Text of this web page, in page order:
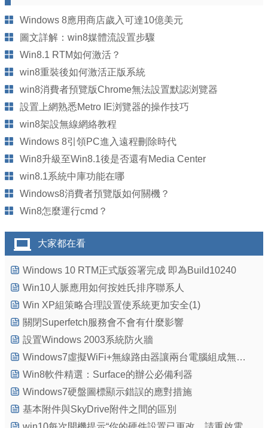
Windows 8應用商店歲入可達10億美元
圖文詳解：win8媒體流設置步驟
Win8.1 RTM如何激活？
win8重裝後如何激活正版系統
win8消費者預覽版Chrome無法設置默認浏覽器
設置上網熟悉Metro IE浏覽器的操作技巧
win8架設無線網絡教程
Windows 8引領PC進入遠程刪除時代
Win8升級至Win8.1後是否還有Media Center
win8.1系統中庫功能在哪
Windows8消費者預覽版如何關機？
Win8怎麼運行cmd？
大家都在看
Windows 10 RTM正式版簽署完成 即為Build10240
Win10人脈應用如何按姓氏排序聯系人
Win XP組策略合理設置使系統更加安全(1)
關閉Superfetch服務會不會有什麼影響
設置Windows 2003系統防火牆
Windows7虛擬WiFi+無線路由器讓兩台電腦組成無線網絡用一條網線上網
Win8軟件精選：Surface的辦公必備利器
Windows7硬盤圖標顯示錯誤的應對措施
基本附件與SkyDrive附件之間的區別